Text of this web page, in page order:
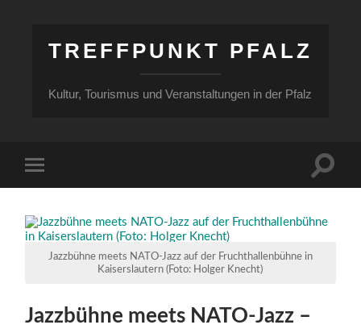
TREFFPUNKT PFALZ
Kultur, Tourismus und Veranstaltungen in der Pfalz
Menü
Jazzbühne meets NATO-Jazz auf der Fruchthallenbühne in
Kaiserslautern (Foto: Holger Knecht)
Jazzbühne meets NATO-Jazz –